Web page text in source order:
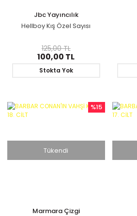
Jbc Yayıncılık
Hellboy Kış Özel Sayısı
100,00 TL
125,00 TL
Stokta Yok
%15
Tükendi
Marmara Çizgi